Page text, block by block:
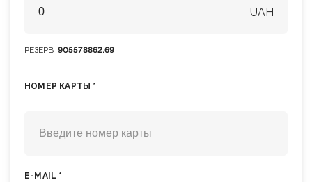
UAH
РЕЗЕРВ 905578862.69
НОМЕР КАРТЫ *
E-MAIL *